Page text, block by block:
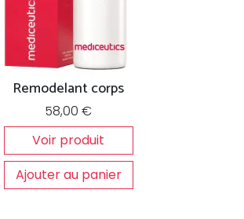
Remodelant corps
58,00 €
Voir produit
Ajouter au panier